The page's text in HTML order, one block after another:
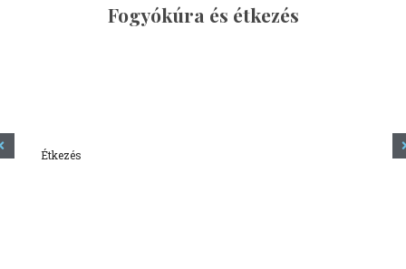
Fogyókúra és étkezés
Étkezés